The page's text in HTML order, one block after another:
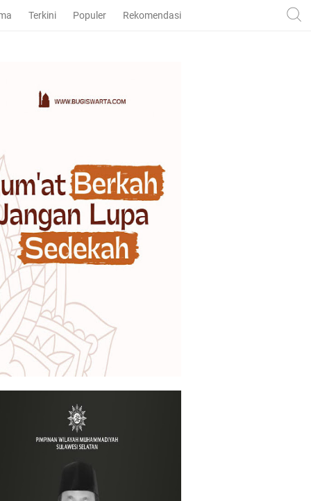
Terkini Populer Rekomendasi